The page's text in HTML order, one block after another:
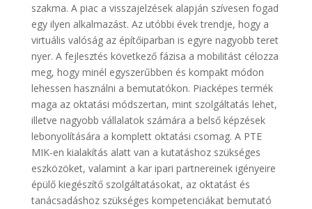
szakma. A piac a visszajelzések alapján szívesen fogad
egy ilyen alkalmazást. Az utóbbi évek trendje, hogy a
virtuális valóság az építőiparban is egyre nagyobb teret
nyer. A fejlesztés következő fázisa a mobilitást célozza
meg, hogy minél egyszerűbben és kompakt módon
lehessen használni a bemutatókon. Piacképes termék
maga az oktatási módszertan, mint szolgáltatás lehet,
illetve nagyobb vállalatok számára a belső képzések
lebonyolítására a komplett oktatási csomag. A PTE
MIK-en kialakítás alatt van a kutatáshoz szükséges
eszközöket, valamint a kar ipari partnereinek igényeire
épülő kiegészítő szolgáltatásokat, az oktatást és
tanácsadáshoz szükséges kompetenciákat bemutató